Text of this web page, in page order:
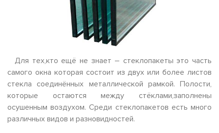
Для тех,кто ещё не знает – стеклопакеты это часть
самого окна которая состоит из двух или более листов
стекла соединённых металлической рамкой. Полости,
которые остаются между стёклами,заполнены
осушенным воздухом. Среди стеклопакетов есть много
различных видов и разновидностей.